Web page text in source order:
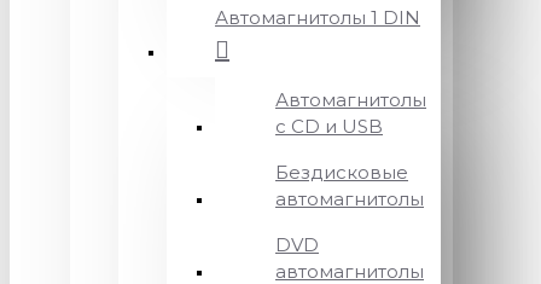
Автомагнитолы 1 DIN
Автомагнитолы
с CD и USB
Бездисковые
автомагнитолы
DVD
автомагнитолы